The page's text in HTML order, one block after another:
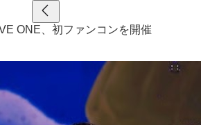
ONE、初ファンコンを開催